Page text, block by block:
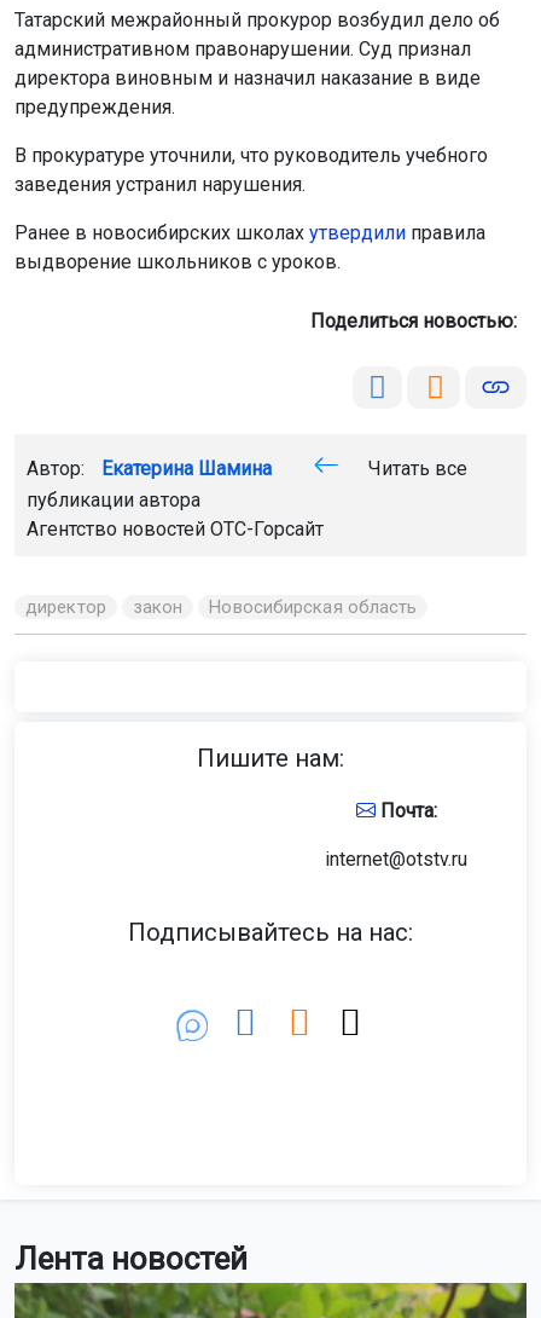
Лента новостей
Татарский межрайонный прокурор возбудил дело об
административном правонарушении. Суд признал
директора виновным и назначил наказание в виде
предупреждения.
В прокуратуре уточнили, что руководитель учебного
заведения устранил нарушения.
Ранее в новосибирских школах утвердили правила
выдворение школьников с уроков.
Поделиться новостью:
Автор: Екатерина Шамина
Читать все
публикации автора
Агентство новостей ОТС-Горсайт
директор закон Новосибирская область
Пишите нам:
Почта:
internet@otstv.ru
Подписывайтесь на нас: